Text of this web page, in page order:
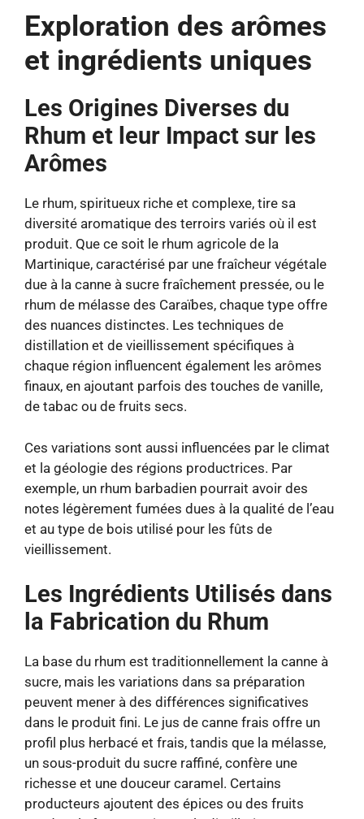
Exploration des arômes
et ingrédients uniques
Les Origines Diverses du
Rhum et leur Impact sur les
Arômes
Le rhum, spiritueux riche et complexe, tire sa
diversité aromatique des terroirs variés où il est
produit. Que ce soit le rhum agricole de la
Martinique, caractérisé par une fraîcheur végétale
due à la canne à sucre fraîchement pressée, ou le
rhum de mélasse des Caraïbes, chaque type offre
des nuances distinctes. Les techniques de
distillation et de vieillissement spécifiques à
chaque région influencent également les arômes
finaux, en ajoutant parfois des touches de vanille,
de tabac ou de fruits secs.
Ces variations sont aussi influencées par le climat
et la géologie des régions productrices. Par
exemple, un rhum barbadien pourrait avoir des
notes légèrement fumées dues à la qualité de l’eau
et au type de bois utilisé pour les fûts de
vieillissement.
Les Ingrédients Utilisés dans
la Fabrication du Rhum
La base du rhum est traditionnellement la canne à
sucre, mais les variations dans sa préparation
peuvent mener à des différences significatives
dans le produit fini. Le jus de canne frais offre un
profil plus herbacé et frais, tandis que la mélasse,
un sous-produit du sucre raffiné, confère une
richesse et une douceur caramel. Certains
producteurs ajoutent des épices ou des fruits